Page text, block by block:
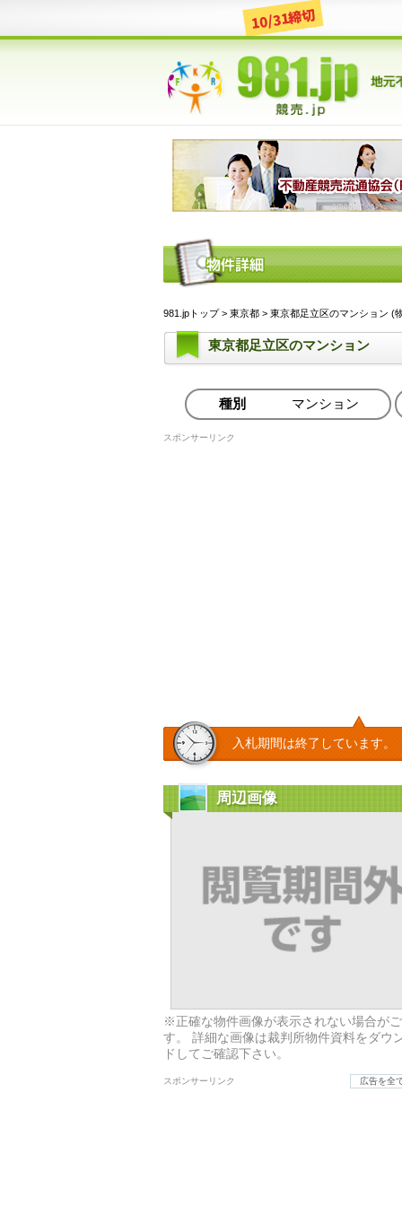
10/31締切
981.jpトップ> 東京都 > 東京都足立区のマンション (
東京都足立区のマンション
種別 マンション
スポンサーリンク
入札期間は終了しています。
周辺画像
※正確な物件画像が表示されない場合が
す。 詳細な画像は裁判所物件資料をダウ
ドしてご確認下さい。
スポンサーリンク 広告を全